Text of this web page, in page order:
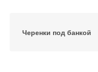
Черенки под банкой